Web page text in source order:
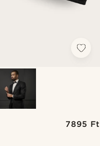
7895 Ft